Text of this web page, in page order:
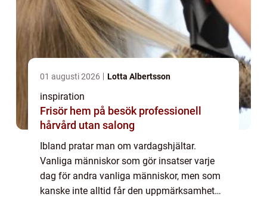
01 augusti 2026 Lotta Albertsson
inspiration
Frisör hem på besök professionell
hårvård utan salong
Ibland pratar man om vardagshjältar.
Vanliga människor som gör insatser varje
dag för andra vanliga människor, men som
kanske inte alltid får den uppmärksamhet